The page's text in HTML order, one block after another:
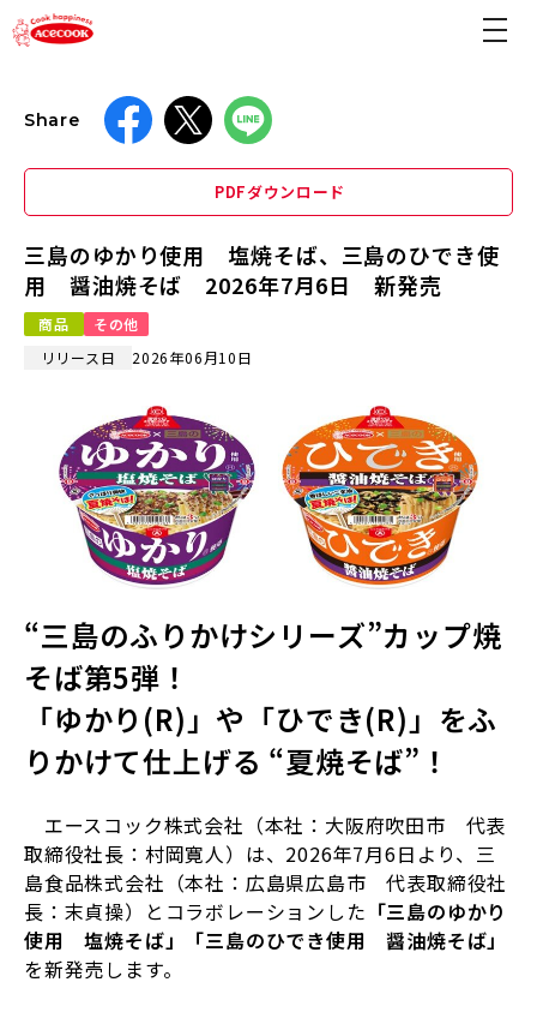
Share
PDFダウンロード
三島のゆかり使用 塩焼そば、三島のひでき使
用 醤油焼そば 2026年7月6日 新発売
商品
その他
リリース日
2026年06月10日
“三島のふりかけシリーズ”カップ焼
そば第5弾！
「ゆかり(R)」や「ひでき(R)」をふ
りかけて仕上げる “夏焼そば”！
エースコック株式会社（本社：大阪府吹田市 代表
取締役社長：村岡寛人）は、 2026年7月6日より、三
島食品株式会社（本社：広島県広島市 代表取締役社
長：末貞操）とコラボレーションした 「三島のゆかり
使用 塩焼そば」「三島のひでき使用 醤油焼そば」
を新発売します。